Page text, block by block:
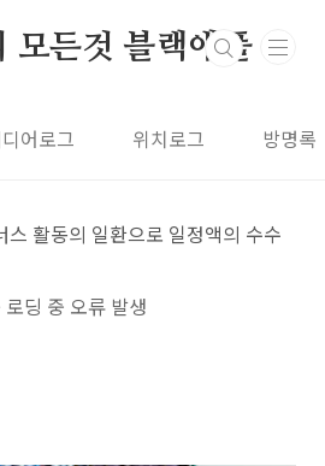
모든것 블랙애플
어로그 위치로그 방명록
스 활동의 일환으로 일정액의 수수
로딩 중 오류 발생